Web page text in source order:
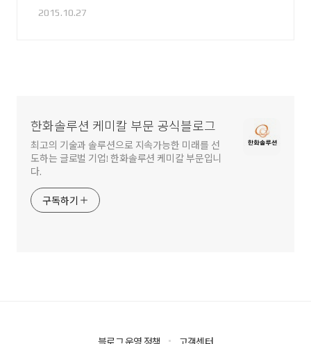
2015.10.27
한화솔루션 케미칼 부문 공식블로그
최고의 기술과 솔루션으로 지속가능한 미래를 선
도하는 글로벌 기업! 한화솔루션 케미칼 부문입니
다.
구독하기
블로그 운영 정책 고객센터